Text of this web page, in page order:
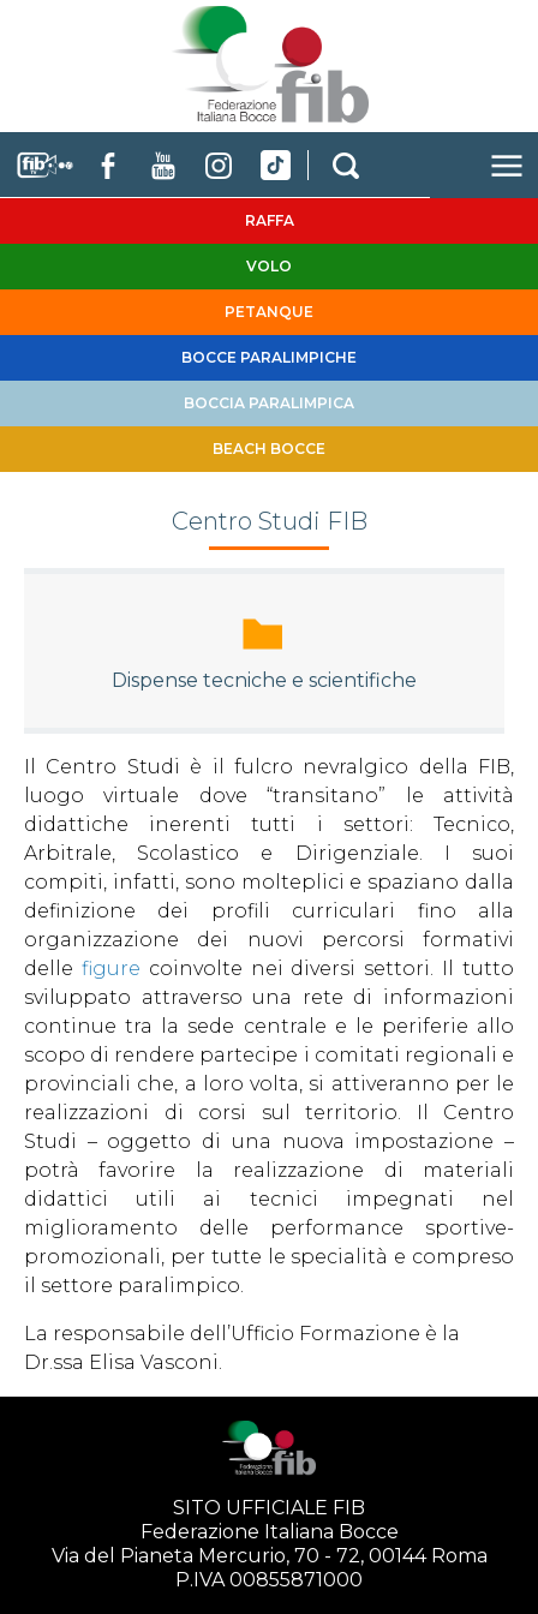
RAFFA
VOLO
PETANQUE
BOCCE PARALIMPICHE
BOCCIA PARALIMPICA
BEACH BOCCE
Centro Studi FIB
Dispense tecniche e scientifiche
Il Centro Studi è il fulcro nevralgico della FIB,
luogo virtuale dove “transitano” le attività
didattiche inerenti tutti i settori: Tecnico,
Arbitrale, Scolastico e Dirigenziale. I suoi
compiti, infatti, sono molteplici e spaziano dalla
definizione dei profili curriculari fino alla
organizzazione dei nuovi percorsi formativi
delle figure coinvolte nei diversi settori. Il tutto
sviluppato attraverso una rete di informazioni
continue tra la sede centrale e le periferie allo
scopo di rendere partecipe i comitati regionali e
provinciali che, a loro volta, si attiveranno per le
realizzazioni di corsi sul territorio. Il Centro
Studi – oggetto di una nuova impostazione –
potrà favorire la realizzazione di materiali
didattici utili ai tecnici impegnati nel
miglioramento delle performance sportive-
promozionali, per tutte le specialità e compreso
il settore paralimpico.
La responsabile dell’Ufficio Formazione è la
Dr.ssa Elisa Vasconi.
SITO UFFICIALE FIB
Federazione Italiana Bocce
Via del Pianeta Mercurio, 70 - 72, 00144 Roma
P.IVA 00855871000